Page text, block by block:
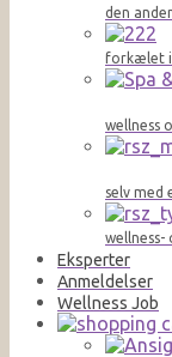
den
forkælet i
wellness
selv med
wellness-
Eksperter
Anmeldelser
Wellness Job